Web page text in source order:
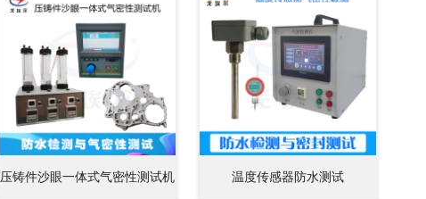
压铸件沙眼一体式气密性测试机 温度传感器防水测试